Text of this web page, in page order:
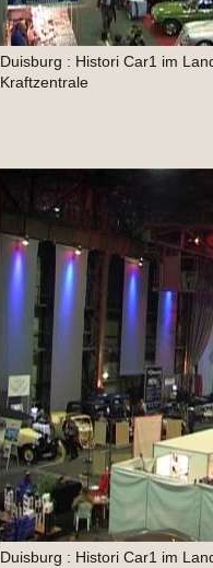
Duisburg : Histori Car1 im
Kraftzentrale
Duisburg : Histori Car1 im